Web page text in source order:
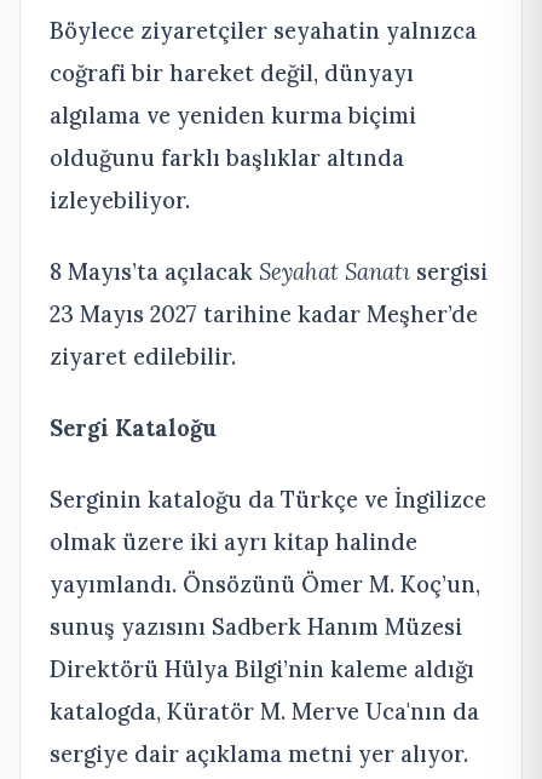
Böylece ziyaretçiler seyahatin yalnızca
coğrafi bir hareket değil, dünyayı
algılama ve yeniden kurma biçimi
olduğunu farklı başlıklar altında
izleyebiliyor.
8 Mayıs’ta açılacak Seyahat Sanatı sergisi
23 Mayıs 2027 tarihine kadar Meşher’de
ziyaret edilebilir.
Sergi Kataloğu
Serginin kataloğu da Türkçe ve İngilizce
olmak üzere iki ayrı kitap halinde
yayımlandı. Önsözünü Ömer M. Koç’un,
sunuş yazısını Sadberk Hanım Müzesi
Direktörü Hülya Bilgi’nin kaleme aldığı
katalogda, Küratör M. Merve Uca'nın da
sergiye dair açıklama metni yer alıyor.